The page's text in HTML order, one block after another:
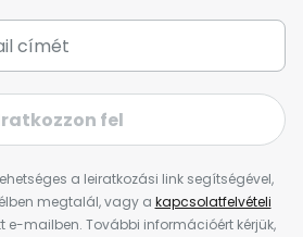
fel
a leiratkozási link segítségével,
megtalál, vagy a kapcsolatfelvételi
e-mailben. További információért kérjük,